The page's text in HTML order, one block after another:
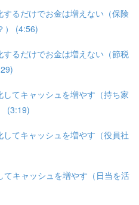
るだけでお金は増えない（保険
） (4:56)
るだけでお金は増えない（節税
てキャッシュを増やす（持ち家
(3:19)
てキャッシュを増やす（役員社
キャッシュを増やす（日当を活